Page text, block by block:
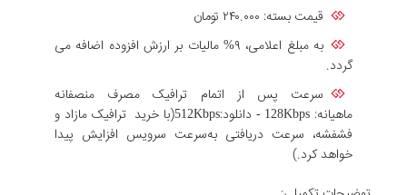
قیمت بسته: ۲۴۰.۰۰۰ تومان
به مبلغ اعلامی، ۹% مالیات بر ارزش افزوده اضافه می
گردد.
سرعت پس از اتمام ترافیک مصرف منصفانه
ماهیانه: 128Kbps - دانلود:512Kbps(با خرید ترافیک مازاد و
فشفشه، سرعت دریافتی به‌سرعت سرویس افزایش پیدا
خواهد کرد.)